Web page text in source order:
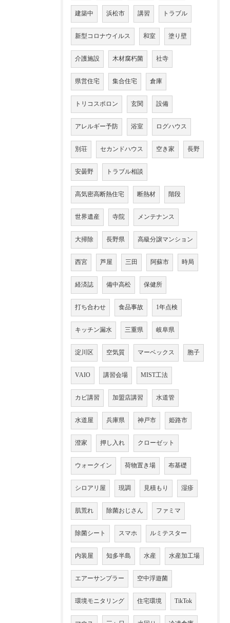
建築中 浜松市 講習 トラブル
新型コロナウイルス 和室 塗り壁
介護施設 木材腐朽菌 社寺
県営住宅 集合住宅 倉庫
トリコスポロン 玄関 設備
アレルギー予防 浴室 ログハウス
別荘 セカンドハウス 空き家 長野
安曇野 トラブル相談
高気密高断熱住宅 断熱材 階段
世界遺産 寺院 メンテナンス
大掃除 長野県 高級分譲マンション
西宮 芦屋 三田 阿蘇市 時局
経済誌 備中高松 保健所
打ち合わせ 食品事故 1年点検
キッチン漏水 三重県 岐阜県
淀川区 空気質 マーベックス 胞子
VAIO 講習会場 MIST工法
カビ講習 加盟店講習 水道管
水道屋 兵庫県 神戸市 姫路市
澄家 押し入れ クローゼット
ウォークイン 荷物置き場 布基礎
シロアリ屋 現調 見積もり 湿疹
肌荒れ 除菌おじさん ファミマ
除菌シート スマホ ルミテスター
内装屋 知多半島 水産 水産加工場
エアーサンプラー 空中浮遊菌
環境モニタリング 住宅環境 TikTok